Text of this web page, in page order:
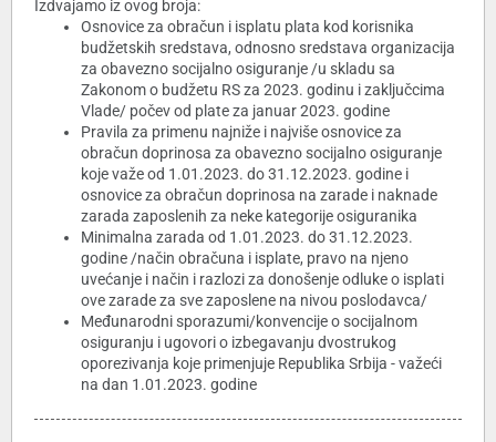
Izdvajamo iz ovog broja:
Osnovice za obračun i isplatu plata kod korisnika
budžetskih sredstava, odnosno sredstava organizacija
za obavezno socijalno osiguranje /u skladu sa
Zakonom o budžetu RS za 2023. godinu i zaključcima
Vlade/ počev od plate za januar 2023. godine
Pravila za primenu najniže i najviše osnovice za
obračun doprinosa za obavezno socijalno osiguranje
koje važe od 1.01.2023. do 31.12.2023. godine i
osnovice za obračun doprinosa na zarade i naknade
zarada zaposlenih za neke kategorije osiguranika
Minimalna zarada od 1.01.2023. do 31.12.2023.
godine /način obračuna i isplate, pravo na njeno
uvećanje i način i razlozi za donošenje odluke o isplati
ove zarade za sve zaposlene na nivou poslodavca/
Međunarodni sporazumi/konvencije o socijalnom
osiguranju i ugovori o izbegavanju dvostrukog
oporezivanja koje primenjuje Republika Srbija - važeći
na dan 1.01.2023. godine